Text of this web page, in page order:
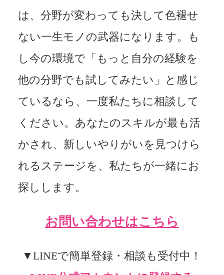
は、分野が変わっても決して色褪せ
ない一生モノの武器になります。も
し今の環境で「もっと自分の経験を
他の分野でも試してみたい」と感じ
ているなら、一度私たちに相談して
ください。あなたのスキルが最も活
かされ、新しいやりがいを見つけら
れるステージを、私たちが一緒にお
探しします。
お問い合わせはこちら
▼LINEで簡単登録・相談も受付中！